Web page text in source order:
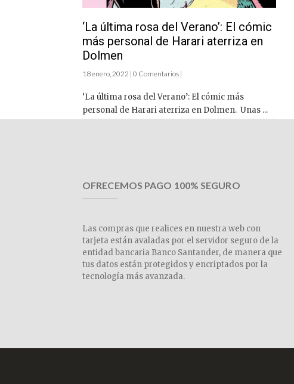
‘La última rosa del Verano’: El cómic
más personal de Harari aterriza en
Dolmen
18 enero, 2022 | 0 Comentarios |
‘La última rosa del Verano’: El cómic más
personal de Harari aterriza en Dolmen. Unas ...
OFRECEMOS PAGO 100% SEGURO
Las compras que realices en nuestra web con
tarjeta están avaladas por el servidor seguro de la
entidad bancaria Banco Santander, de manera que
tus datos están protegidos y encriptados por la
tecnología más avanzada.